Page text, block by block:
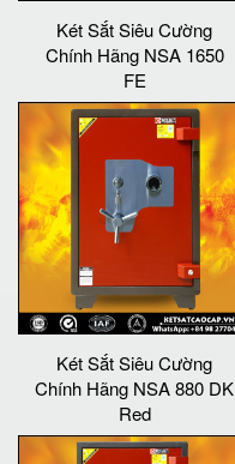
Két Sắt Siêu Cường
Chính Hãng NSA 1650
FE
Két Sắt Siêu Cường
Chính Hãng NSA 880 DK
Red